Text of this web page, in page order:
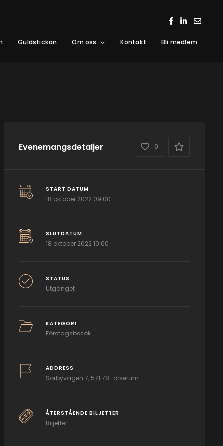
Guldstickan Om oss Kontakt Bli medlem
Evenemangsdetaljer 0
START DATUM
18 oktober 2022 09:00
SLUTDATUM
18 oktober 2022 10:00
STATUS
Utgånget
KATEGORI
Företagsbesök
ADDRESS
Sörbyvägen 7, 571 78 Forserum
ÅTERSTÅENDE BILJETTER
Biljetter